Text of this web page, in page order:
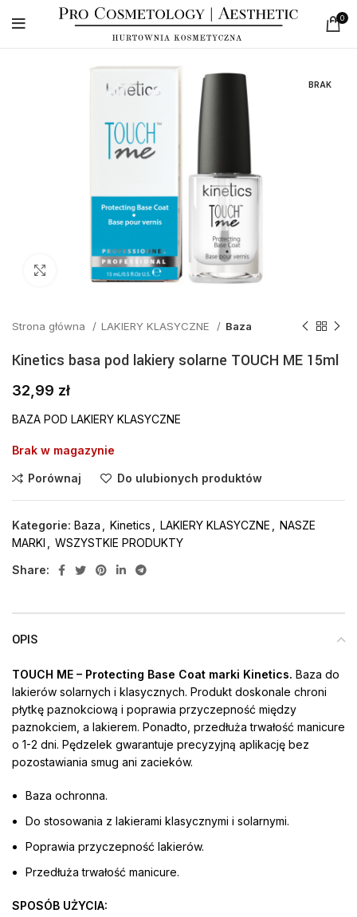
0
BRAK
Click to enlarge
Strona główna LAKIERY KLASYCZNE Baza
Kinetics basa pod lakiery solarne TOUCH ME 15ml
32,99 zł
BAZA POD LAKIERY KLASYCZNE
Brak w magazynie
Porównaj Do ulubionych produktów
Kategorie: Baza Kinetics LAKIERY KLASYCZNE
NASZE
MARKI
WSZYSTKIE PRODUKTY
Share:
OPIS
TOUCH ME – Protecting Base Coat marki Kinetics. Baza do
lakierów solarnych i klasycznych. Produkt doskonale chroni
płytkę paznokciową i poprawia przyczepność między
paznokciem, a lakierem. Ponadto, przedłuża trwałość manicure
o 1-2 dni. Pędzelek gwarantuje precyzyjną aplikację bez
pozostawiania smug ani zacieków.
Baza ochronna.
Do stosowania z lakierami klasycznymi i solarnymi.
Poprawia przyczepność lakierów.
Przedłuża trwałość manicure.
SPOSÓB UŻYCIA: